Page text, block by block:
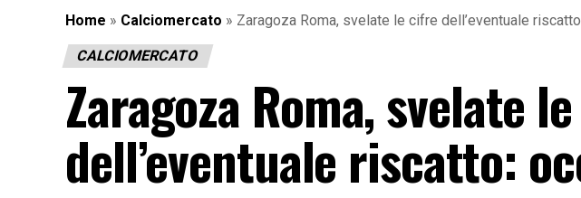
Home » Calciomercato » Zaragoza Roma, svelate le cifre dell’eventuale
CALCIOMERCATO
Zaragoza Roma, svelate
dell’eventuale riscatto: